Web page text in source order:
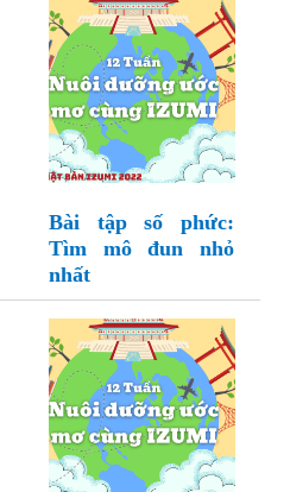
Bài tập số phức:
Tìm mô đun nhỏ
nhất